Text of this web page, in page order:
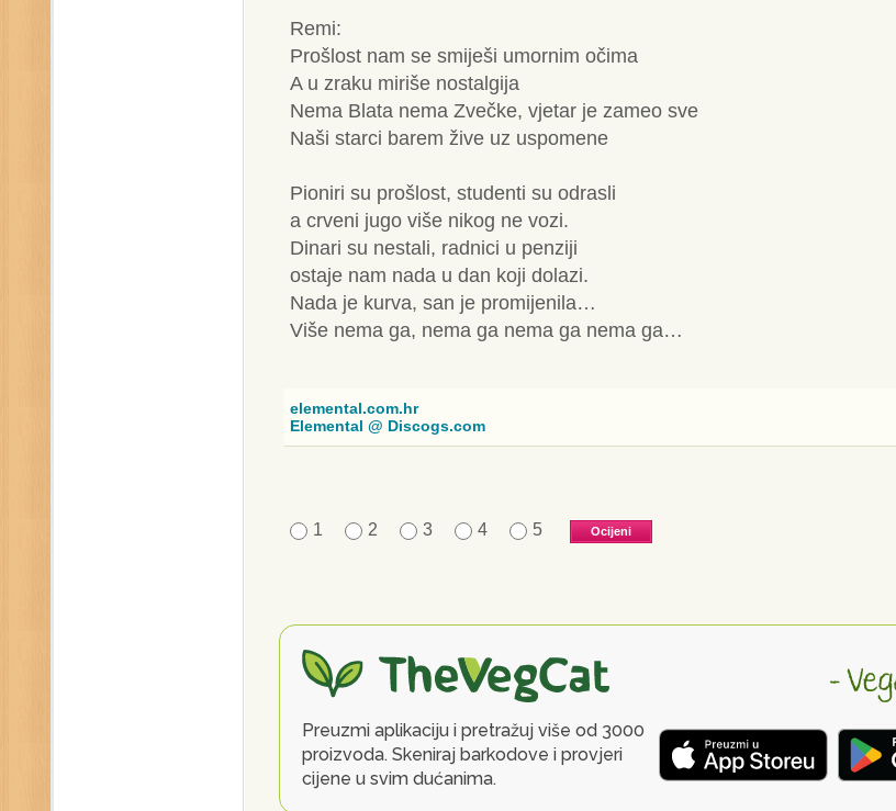
Remi:
Prošlost nam se smiješi umornim očima
A u zraku miriše nostalgija
Nema Blata nema Zvečke, vjetar je zameo sve
Naši starci barem žive uz uspomene
Pioniri su prošlost, studenti su odrasli
a crveni jugo više nikog ne vozi.
Dinari su nestali, radnici u penziji
ostaje nam nada u dan koji dolazi.
Nada je kurva, san je promijenila…
Više nema ga, nema ga nema ga nema ga…
elemental.com.hr
Elemental @ Discogs.com
1 2 3 4 5